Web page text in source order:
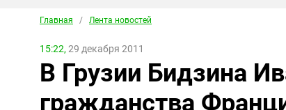
Главная / Лента новостей
15:22, 29 декабря 2011
В Грузии Бидзина
гражданства